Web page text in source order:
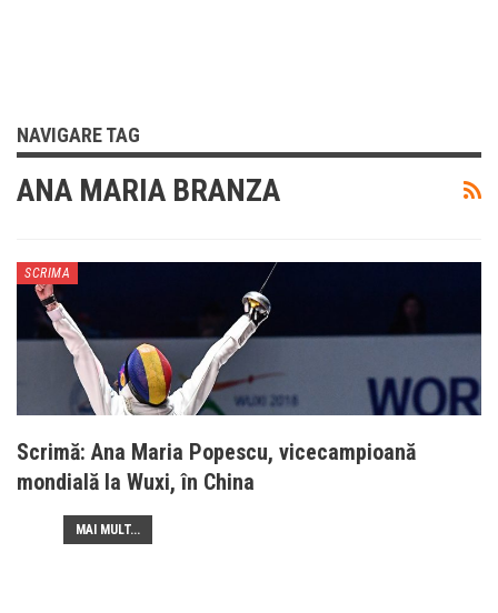
NAVIGARE TAG
ANA MARIA BRANZA
SCRIMA
Scrimă: Ana Maria Popescu, vicecampioană
mondială la Wuxi, în China
MAI MULT...